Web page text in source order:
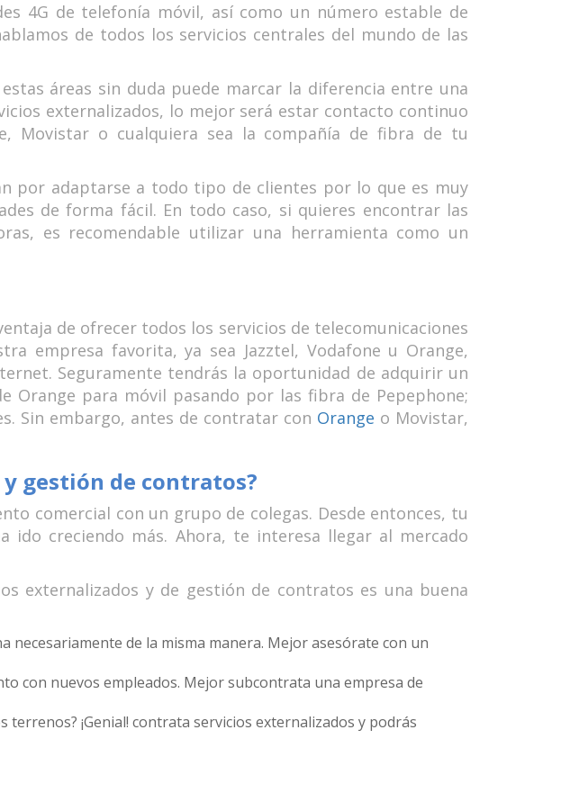
4G de telefonía móvil, así como un número estable de
de todos los servicios centrales del mundo de las
áreas sin duda puede marcar la diferencia entre una
externalizados, lo mejor será estar contacto continuo
Movistar o cualquiera sea la compañía de fibra de tu
por adaptarse a todo tipo de clientes por lo que es muy
de forma fácil. En todo caso, si quieres encontrar las
es recomendable utilizar una herramienta como un
de ofrecer todos los servicios de telecomunicaciones
empresa favorita, ya sea Jazztel, Vodafone u Orange,
Seguramente tendrás la oportunidad de adquirir un
Orange para móvil pasando por las fibra de Pepephone;
Sin embargo, antes de contratar con Orange o Movistar,
gestión de contratos?
comercial con un grupo de colegas. Desde entonces, tu
ido creciendo más. Ahora, te interesa llegar al mercado
externalizados y de gestión de contratos es una buena
de la misma manera. Mejor asesórate con un
con nuevos empleados. Mejor subcontrata una empresa de
¡Genial! contrata servicios externalizados y podrás